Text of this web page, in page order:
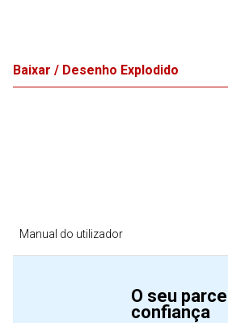
Baixar / Desenho Explodido
Manual do utilizador
O seu
confiança